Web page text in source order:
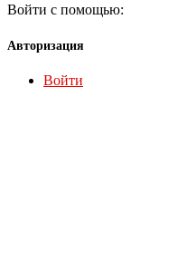
Войти с помощью:
Авторизация
Войти